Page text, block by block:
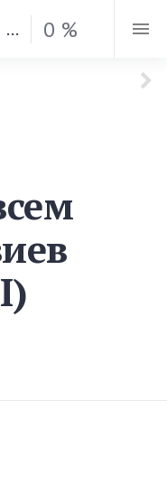
Записки из известных всем происшествиев (Отделение I) 0 %